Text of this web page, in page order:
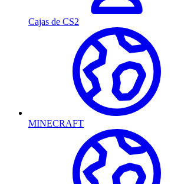
Cajas de CS2
MINECRAFT